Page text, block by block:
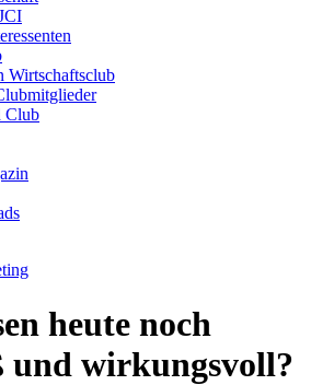
Wirtschaftsclub
Club
heute noch
und wirkungsvoll?